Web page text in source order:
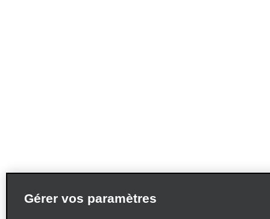
Gérer vos paramètres